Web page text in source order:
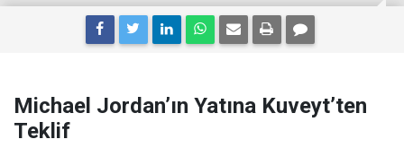
Michael Jordan’ın Yatına Kuveyt’ten
Teklif